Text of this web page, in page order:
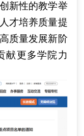
新性的教学举
才培养质量提
质量发展新阶
献更多学院力